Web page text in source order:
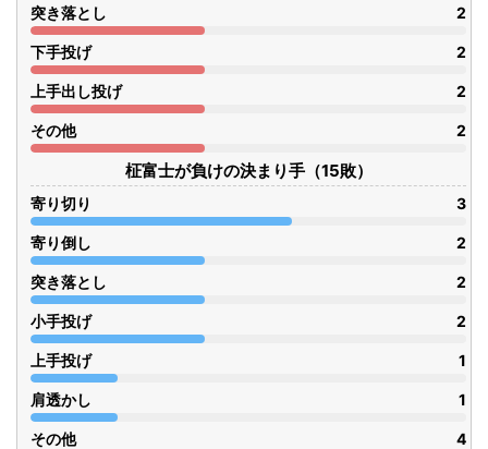
突き落とし 2
下手投げ 2
上手出し投げ 2
その他 2
柾富士が負けの決まり手（15敗）
寄り切り 3
寄り倒し 2
突き落とし 2
小手投げ 2
上手投げ 1
肩透かし 1
その他 4